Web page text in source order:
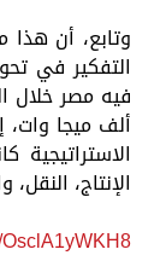
التفكير في
الإنتاج، النقل،